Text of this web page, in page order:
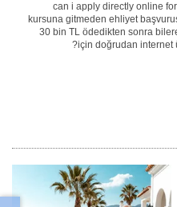
can i apply directly online
kursuna gitmeden ehliyet
30 bin TL ödedikten sonra
için doğrudan internet